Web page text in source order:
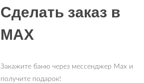
Сделать заказ в
MAX
Закажите баню через мессенджер Max и
получите подарок!